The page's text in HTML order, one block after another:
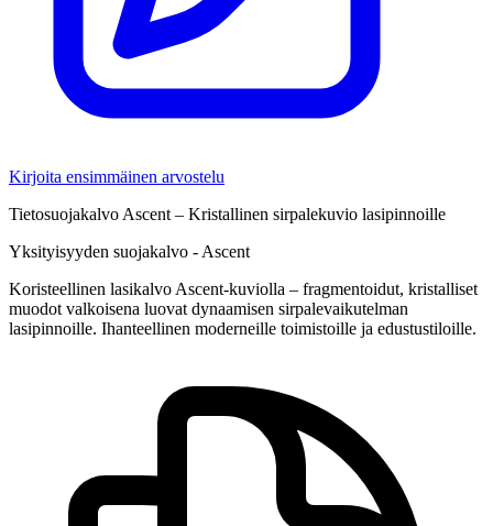
Kirjoita ensimmäinen arvostelu
Tietosuojakalvo Ascent – Kristallinen sirpalekuvio lasipinnoille
Yksityisyyden suojakalvo - Ascent
Koristeellinen lasikalvo Ascent-kuviolla – fragmentoidut, kristalliset
muodot valkoisena luovat dynaamisen sirpalevaikutelman
lasipinnoille. Ihanteellinen moderneille toimistoille ja edustustiloille.